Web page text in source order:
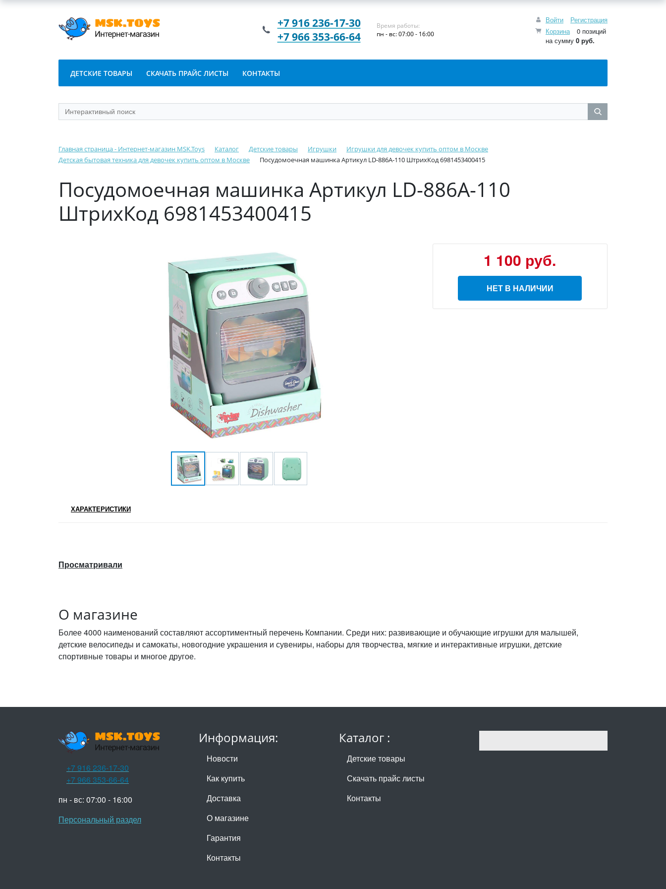
Войти
Регистрация
Корзина
0 позиций
на сумму 0 руб.
+7 916 236-17-30
+7 966 353-66-64
Время работы:
пн - вс: 07:00 - 16:00
ДЕТСКИЕ ТОВАРЫ СКАЧАТЬ ПРАЙС ЛИСТЫ КОНТАКТЫ
Главная страница - Интернет-магазин MSK.Toys Каталог Детские товары Игрушки
Игрушки для девочек купить оптом в Москве
Детская бытовая техника для девочек купить оптом в Москве
Посудомоечная машинка Артикул LD-886A-110 ШтрихКод 6981453400415
Посудомоечная машинка Артикул LD-886A-110
ШтрихКод 6981453400415
1 100 руб.
НЕТ В НАЛИЧИИ
ХАРАКТЕРИСТИКИ
Просматривали
О магазине
Более 4000 наименований составляют ассортиментный перечень Компании. Среди них: развивающие и обучающие игрушки для малышей,
детские велосипеды и самокаты, новогодние украшения и сувениры, наборы для творчества, мягкие и интерактивные игрушки, детские
спортивные товары и многое другое.
Информация:
Новости
Как купить
Доставка
О магазине
Гарантия
Контакты
Каталог :
Детские товары
Скачать прайс листы
Контакты
+7 916 236-17-30
+7 966 353-66-64
пн - вс: 07:00 - 16:00
Персональный раздел